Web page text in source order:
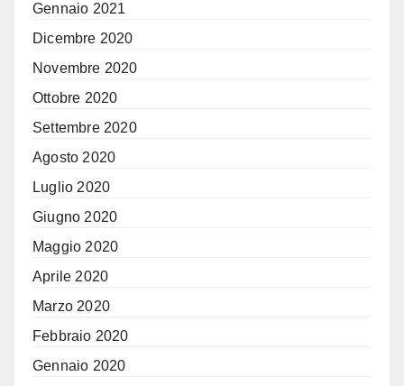
Gennaio 2021
Dicembre 2020
Novembre 2020
Ottobre 2020
Settembre 2020
Agosto 2020
Luglio 2020
Giugno 2020
Maggio 2020
Aprile 2020
Marzo 2020
Febbraio 2020
Gennaio 2020